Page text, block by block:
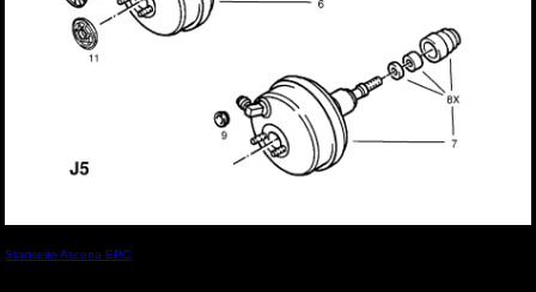
Startseite Ascona EPC